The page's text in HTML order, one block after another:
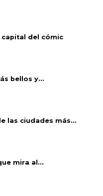
del cómic
bellos y...
las ciudades más...
mira al...